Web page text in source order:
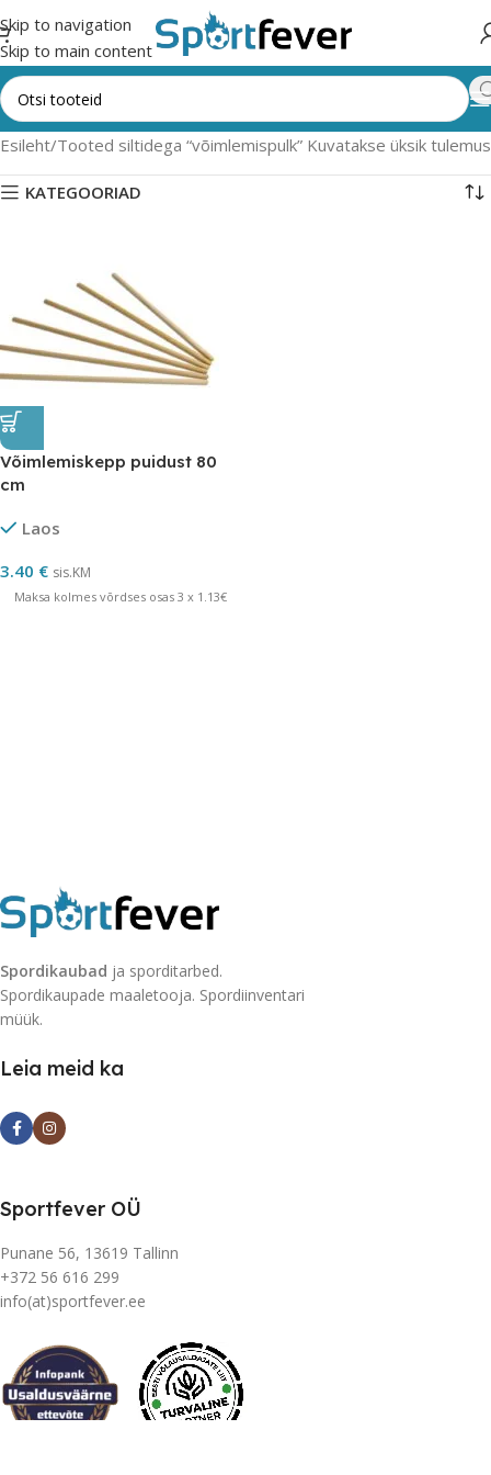
Skip to navigation
Skip to main content
Esileht Tooted siltidega “võimlemispulk” Kuvatakse üksik tulemus
KATEGOORIAD
Võimlemiskepp puidust 80
cm
Laos
3.40 € sis.KM
Maksa kolmes võrdses osas 3 x 1.13€
Spordikaubad ja sporditarbed.
Spordikaupade maaletooja. Spordiinventari
müük.
Leia meid ka
Sportfever OÜ
Punane 56, 13619 Tallinn
+372 56 616 299
info(at)sportfever.ee